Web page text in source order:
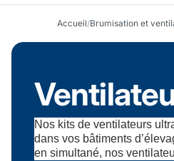
Accueil/Brumisation et
Nos kits de ventilateurs
dans vos bâtiments
en simultané, nos